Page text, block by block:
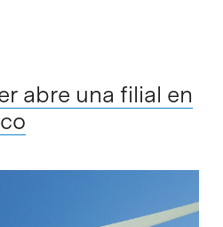
abre una filial en